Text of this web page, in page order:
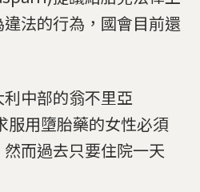
法的行為，國會目前還
中部的翁不里亞
用墮胎藥的女性必須
而過去只要住院一天